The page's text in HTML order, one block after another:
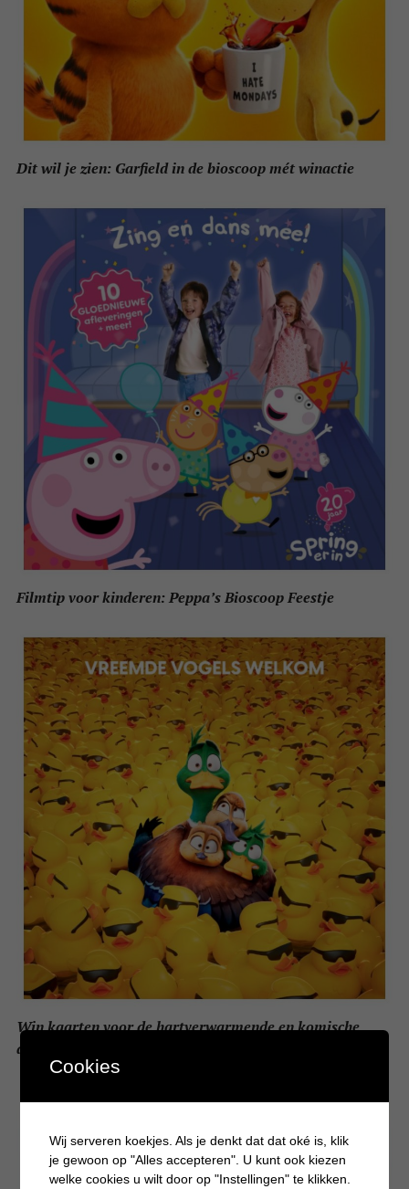
Dit wil je zien: Garfield in de bioscoop mét winactie
Filmtip voor kinderen: Peppa’s Bioscoop Feestje
Win kaarten voor de hartverwarmende en komische
animatiefilm Vogelvlucht
Cookies
Wij serveren koekjes. Als je denkt dat dat oké is, klik
je gewoon op "Alles accepteren". U kunt ook kiezen
welke cookies u wilt door op "Instellingen" te klikken.